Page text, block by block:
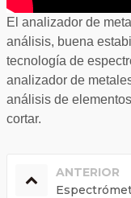
El analizador de
análisis, buena
tecnología de
analizador de
análisis de
cortar.
ANTERIOR